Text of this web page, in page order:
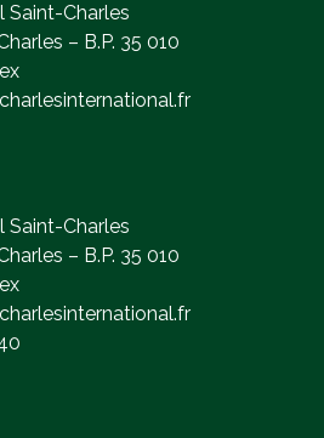
Saint-Charles
– B.P. 35 010
Saint-Charles
– B.P. 35 010